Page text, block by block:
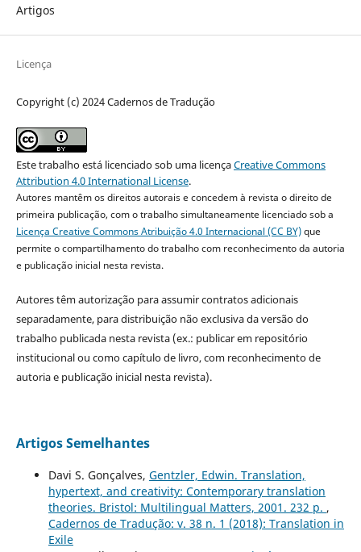
Artigos
Licença
Copyright (c) 2024 Cadernos de Tradução
Este trabalho está licenciado sob uma licençaCreative Commons
Attribution 4.0 International License.
Autores mantêm os direitos autorais e concedem à revista o direito de
primeira publicação, com o trabalho simultaneamente licenciado sob a
Licença Creative Commons Atribuição 4.0 Internacional (CC BY)que
permite o compartilhamento do trabalho com reconhecimento da autoria
e publicação inicial nesta revista.
Autores têm autorização para assumir contratos adicionais
separadamente, para distribuição não exclusiva da versão do
trabalho publicada nesta revista (ex.: publicar em repositório
institucional ou como capítulo de livro, com reconhecimento de
autoria e publicação inicial nesta revista).
Artigos Semelhantes
Davi S. Gonçalves, Gentzler, Edwin. Translation,
hypertext, and creativity: Contemporary translation
theories. Bristol: Multilingual Matters, 2001. 232 p. ,
Cadernos de Tradução: v. 38 n. 1 (2018): Translation in
Exile